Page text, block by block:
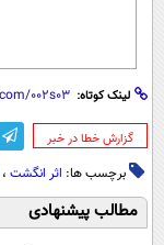
لینک کوتاه:
‌گزارش خطا در خبر
برچسب ها: اثر انگشت ،
مطالب پیشنهادی